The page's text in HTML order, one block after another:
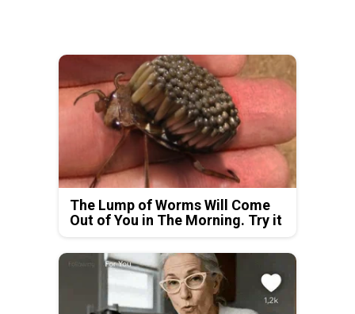
The Lump of Worms Will Come
Out of You in The Morning. Try it